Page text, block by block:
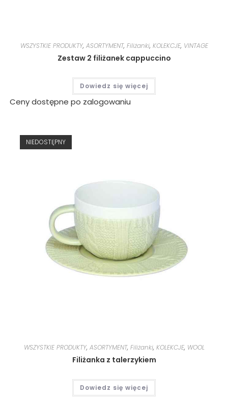
WSZYSTKIE PRODUKTY, ASORTYMENT, Filiżanki, KOLEKCJE, VINTAGE
Zestaw 2 filiżanek cappuccino
Dowiedz się więcej
Ceny dostępne po zalogowaniu
NIEDOSTĘPNY
WSZYSTKIE PRODUKTY, ASORTYMENT, Filiżanki, KOLEKCJE, WOOL
Filiżanka z talerzykiem
Dowiedz się więcej